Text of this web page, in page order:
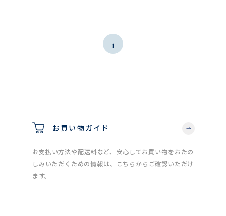
1
お買い物ガイド
お支払い方法や配送料など、安心してお買い物をおたの
しみいただくための情報は、こちらからご確認いただけ
ます。